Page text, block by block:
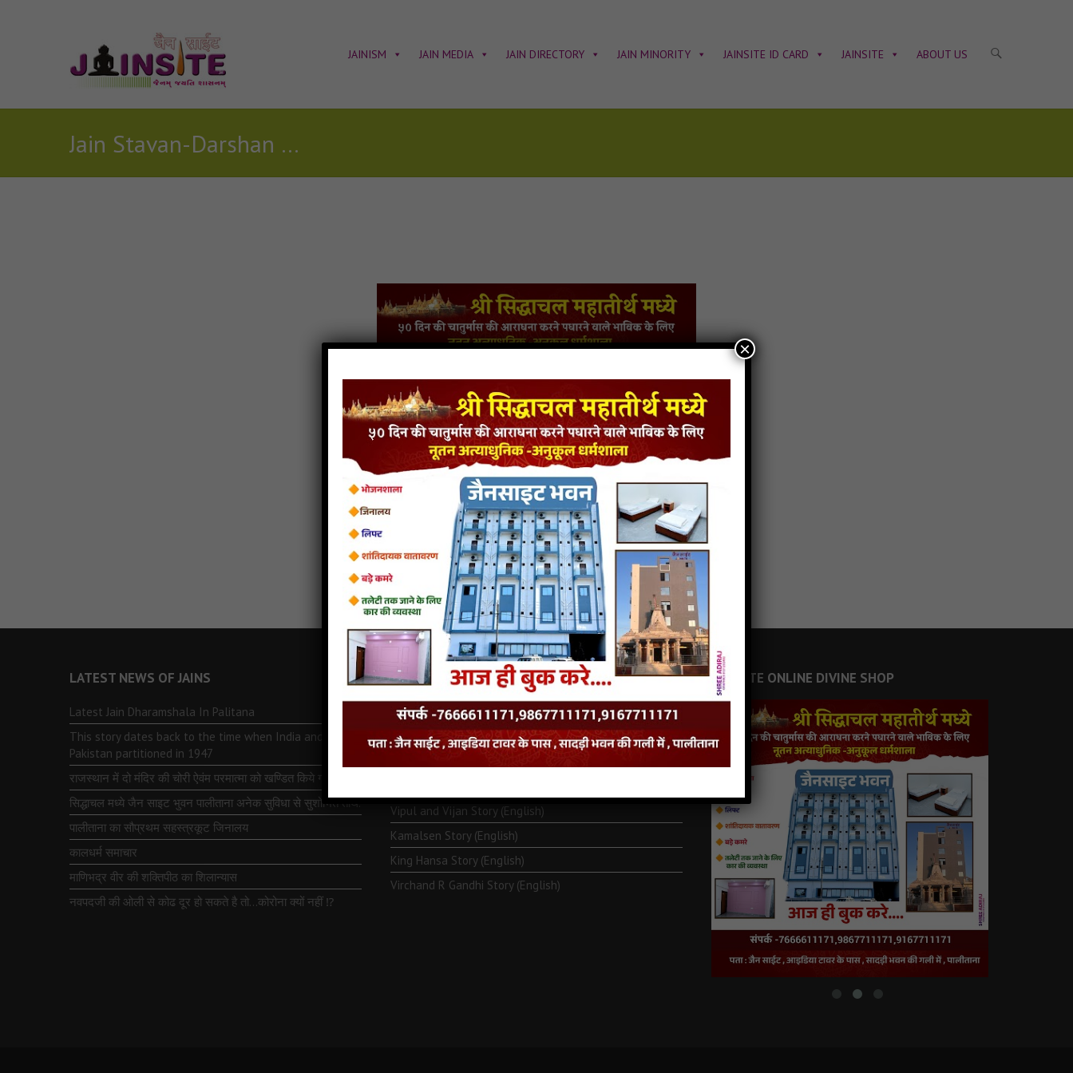
JAINISM JAIN MEDIA JAIN DIRECTORY JAIN MINORITY JAINSITE ID CARD JAINSITE ABOUT US
Jain Stavan-Darshan Dejo Parasnath jain stavan
LATEST NEWS OF JAINS
Latest Jain Dharamshala In Palitana
This story dates back to the time when India and
Pakistan partitioned in 1947
राजस्थान में दो मंदिर की चोरी ऐवंम परमात्मा को खण्डित किये गये
सिद्धाचल मध्ये जैन साइट भुवन पालीताना अनेक सुविधा से सुशोभित तीर्थ.
पालीताना का सौप्रथम सहस्त्रकूट जिनालय
कालधर्म समाचार
माणिभद्र वीर की शक्तिपीठ का शिलान्यास
नवपदजी की ओली से कोढ दूर हो सकते है तो…कोरोना क्यों नहीं ⁉️
LATEST JAINISM
The Jain Monk and his Saka saviours (English)
Monk Metarya (English)
Vipul and Vijan Story (English)
Kamalsen Story (English)
King Hansa Story (English)
Virchand R Gandhi Story (English)
JAINSITE ONLINE DIVINE SHOP
×